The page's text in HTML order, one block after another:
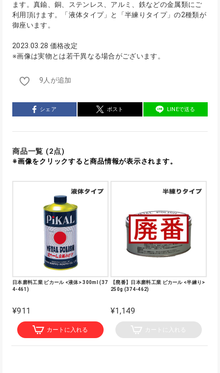
ます。真鍮、銅、ステンレス、アルミ、鉄などの金属類にご
利用頂けます。「液体タイプ」と「半練りタイプ」の2種類が
御座います。
2023.03.28 価格改定
※画像は実物とは若干異なる場合がございます。
9人が追加
シェア ポスト LINEで送る
商品一覧 (2点)
※画像をクリックすると商品情報が表示されます。
日本磨料工業 ピカール <液体> 300ml (37
4-461)
¥911
カートに入れる
【廃番】日本磨料工業 ピカール <半練り>
250g (374-462)
¥1,149
カートに入れる